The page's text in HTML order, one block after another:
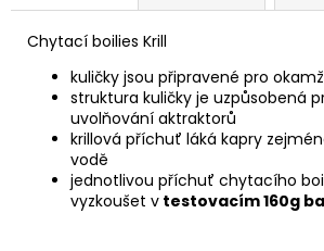
Chytací boilies Krill
kuličky jsou připravené pro
struktura kuličky je uzpůsobená
uvolňování aktraktorů
krillová příchuť láká kapry
vodě
jednotlivou příchuť chytacího
vyzkoušet v testovacím 160g